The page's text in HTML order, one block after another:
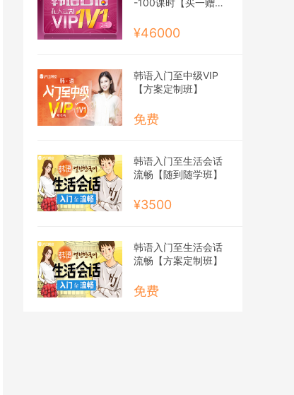
-100课时【买一赠一
¥46000
韩语入门至中级VIP
【方案定制班】
免费
韩语入门至生活会话
流畅【随到随学班】
¥3500
韩语入门至生活会话
流畅【方案定制班】
免费